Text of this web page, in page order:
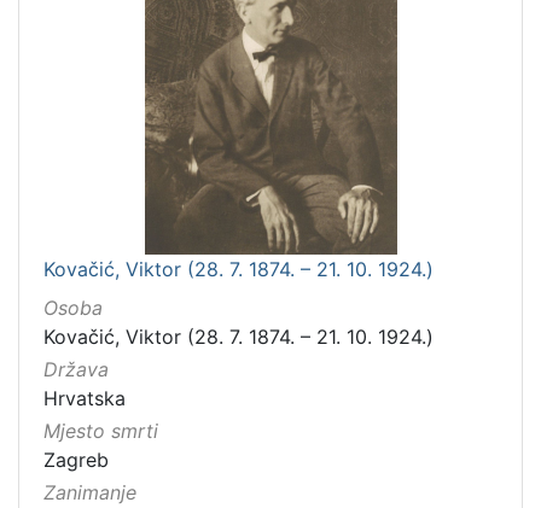
Kovačić, Viktor (28. 7. 1874. – 21. 10. 1924.)
Osoba
Kovačić, Viktor (28. 7. 1874. – 21. 10. 1924.)
Država
Hrvatska
Mjesto smrti
Zagreb
Zanimanje